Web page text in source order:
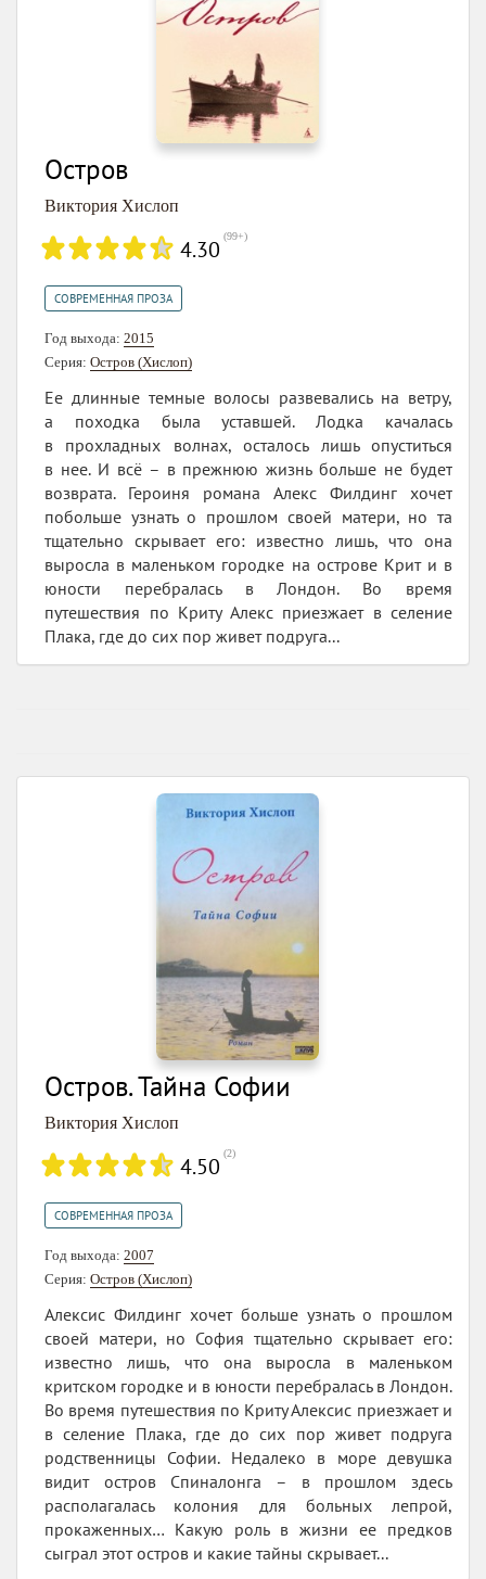
Остров
Виктория Хислоп
4.30 (99+)
СОВРЕМЕННАЯ ПРОЗА
Год выхода: 2015
Серия: Остров (Хислоп)
Ее длинные темные волосы развевались на ветру,
а походка была уставшей. Лодка качалась
в прохладных волнах, осталось лишь опуститься
в нее. И всё – в прежнюю жизнь больше не будет
возврата. Героиня романа Алекс Филдинг хочет
побольше узнать о прошлом своей матери, но та
тщательно скрывает его: известно лишь, что она
выросла в маленьком городке на острове Крит и в
юности перебралась в Лондон. Во время
путешествия по Криту Алекс приезжает в селение
Плака, где до сих пор живет подруга...
Остров. Тайна Софии
Виктория Хислоп
4.50 (2)
СОВРЕМЕННАЯ ПРОЗА
Год выхода: 2007
Серия: Остров (Хислоп)
Алексис Филдинг хочет больше узнать о прошлом
своей матери, но София тщательно скрывает его:
известно лишь, что она выросла в маленьком
критском городке и в юности перебралась в Лондон.
Во время путешествия по Криту Алексис приезжает и
в селение Плака, где до сих пор живет подруга
родственницы Софии. Недалеко в море девушка
видит остров Спиналонга – в прошлом здесь
располагалась колония для больных лепрой,
прокаженных… Какую роль в жизни ее предков
сыграл этот остров и какие тайны скрывает...